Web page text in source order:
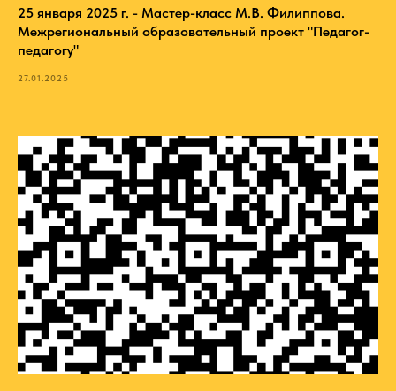
25 января 2025 г. - Мастер-класс М.В. Филиппова.
Межрегиональный образовательный проект "Педагог-
педагогу"
27.01.2025